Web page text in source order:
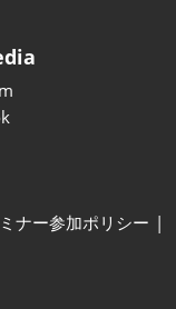
ナー参加ポリシー